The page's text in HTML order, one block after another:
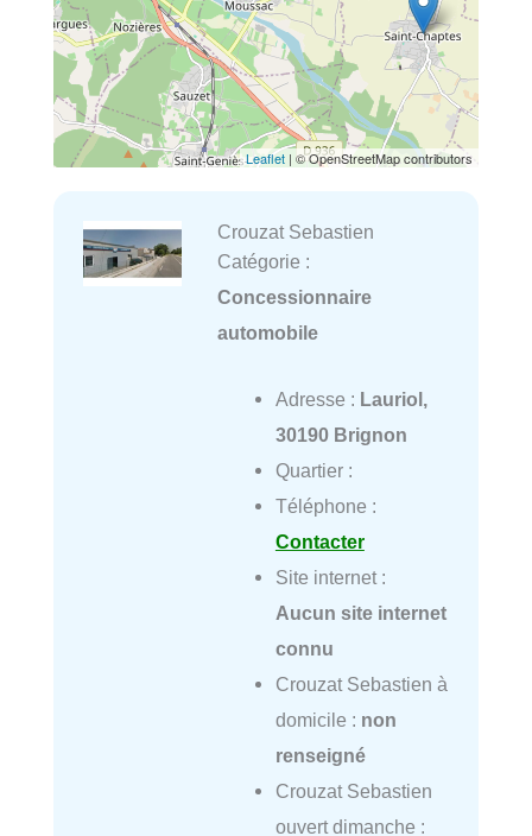
Leaflet | © OpenStreetMap contributors
Crouzat Sebastien
Catégorie :
Concessionnaire
automobile
Adresse : Lauriol,
30190 Brignon
Quartier :
Téléphone :
Contacter
Site internet :
Aucun site internet
connu
Crouzat Sebastien à
domicile : non
renseigné
Crouzat Sebastien
ouvert dimanche :